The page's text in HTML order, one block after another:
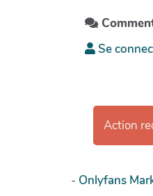
Se
Action
- Onlyfans